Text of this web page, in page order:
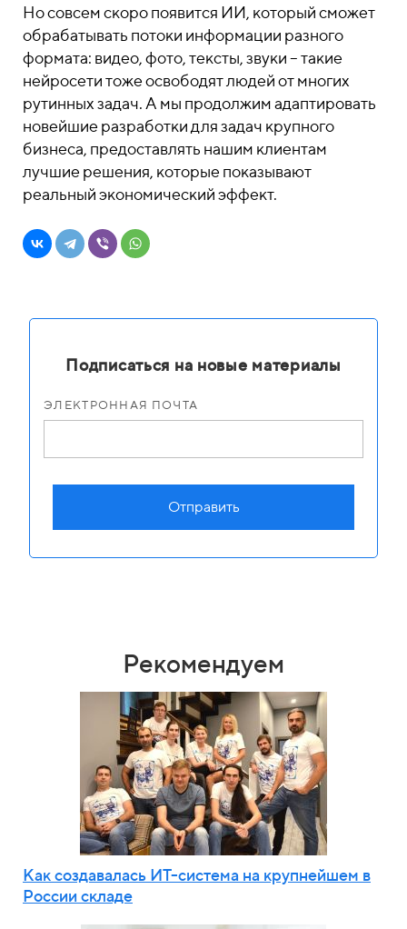
Но совсем скоро появится ИИ, который сможет
обрабатывать потоки информации разного
формата: видео, фото, тексты, звуки – такие
нейросети тоже освободят людей от многих
рутинных задач. А мы продолжим адаптировать
новейшие разработки для задач крупного
бизнеса, предоставлять нашим клиентам
лучшие решения, которые показывают
реальный экономический эффект.
Подписаться на новые материалы
ЭЛЕКТРОННАЯ ПОЧТА
Отправить
Рекомендуем
Как создавалась ИТ-система на крупнейшем в
России складе